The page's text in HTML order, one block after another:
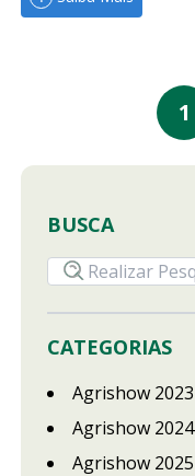
1
BUSCA
CATEGORIAS
Agrishow 2023
Agrishow 2024
Agrishow 2025